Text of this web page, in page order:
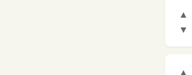
▲
▼
▲